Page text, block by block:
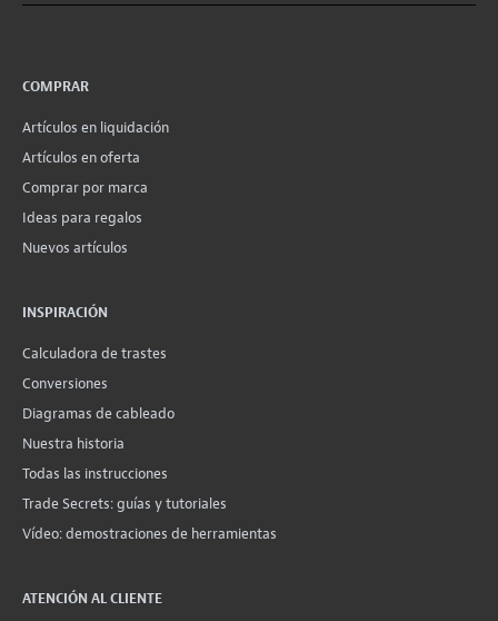
COMPRAR
Artículos en liquidación
Artículos en oferta
Comprar por marca
Ideas para regalos
Nuevos artículos
INSPIRACIÓN
Calculadora de trastes
Conversiones
Diagramas de cableado
Nuestra historia
Todas las instrucciones
Trade Secrets: guías y tutoriales
Vídeo: demostraciones de herramientas
ATENCIÓN AL CLIENTE